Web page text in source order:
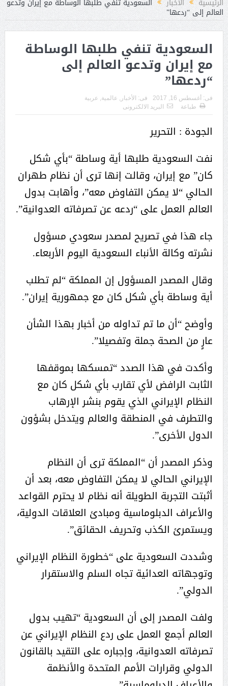
العالم إلى “ردعها”
السعودية تنفي طلبها الوساطة
مع إيران وتدعو العالم إلى
“ردعها”
فى: أغسطس 16, 2017 فى: الأخبار عالمية عربية
طباعة
البريد الالكترونى
الجودة : التحرير
نفت السعودية طلبها أية وساطة “بأي شكل
كان” مع إيران، وقالت إنها ترى أن نظام طهران
الحالي “لا يمكن التفاوض معه”، وأهابت بدول
العالم العمل على “ردعه عن تصرفاته العدوانية”.
جاء هذا في تصريح لمصدر سعودي مسؤول
نشرته وكالة الأنباء السعودية اليوم الأربعاء.
وقال المصدر المسؤول إن المملكة “لم تطلب
أية وساطة بأي شكل كان مع جمهورية إيران”.
وأوضح “أن ما تم تداوله من أخبار بهذا الشأن
عارٍ من الصحة جملة وتفصيلا”.
وأكدت في هذا الصدد “تمسكها بموقفها
الثابت الرافض لأي تقارب بأي شكل كان مع
النظام الإيراني الذي يقوم بنشر الإرهاب
والتطرف في المنطقة والعالم ويتدخل بشؤون
الدول الأخرى”.
وذكر المصدر أن “المملكة ترى أن النظام
الإيراني الحالي لا يمكن التفاوض معه، بعد أن
أثبتت التجربة الطويلة أنه نظام لا يحترم القواعد
والأعراف الدبلوماسية ومبادئ العلاقات الدولية،
ويستمرئ الكذب وتحريف الحقائق”.
وشددت السعودية على “خطورة النظام الإيراني
وتوجهاته العدائية تجاه السلم والاستقرار
الدولي”.
ولفت المصدر إلى أن السعودية “تهيب بدول
العالم أجمع العمل على ردع النظام الإيراني عن
تصرفاته العدوانية، وإجباره على التقيد بالقانون
الدولي وقرارات الأمم المتحدة والأنظمة